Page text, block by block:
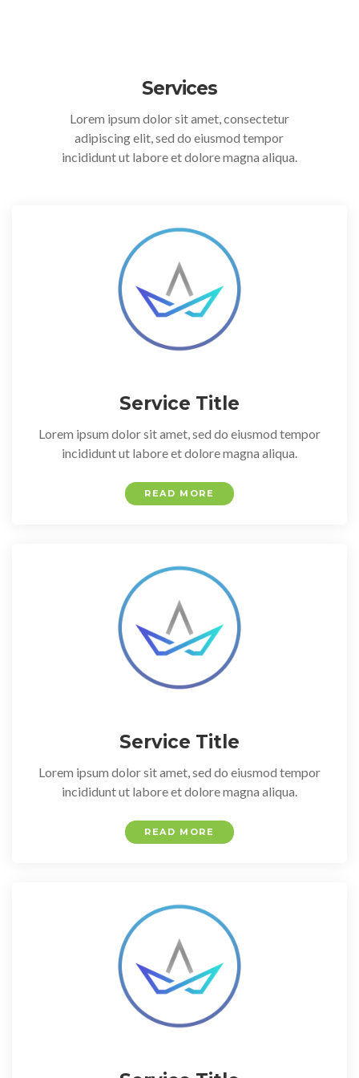
Services
Lorem ipsum dolor sit amet, consectetur
adipiscing elit, sed do eiusmod tempor
incididunt ut labore et dolore magna aliqua.
Service Title
Lorem ipsum dolor sit amet, sed do eiusmod tempor
incididunt ut labore et dolore magna aliqua.
READ MORE
Service Title
Lorem ipsum dolor sit amet, sed do eiusmod tempor
incididunt ut labore et dolore magna aliqua.
READ MORE